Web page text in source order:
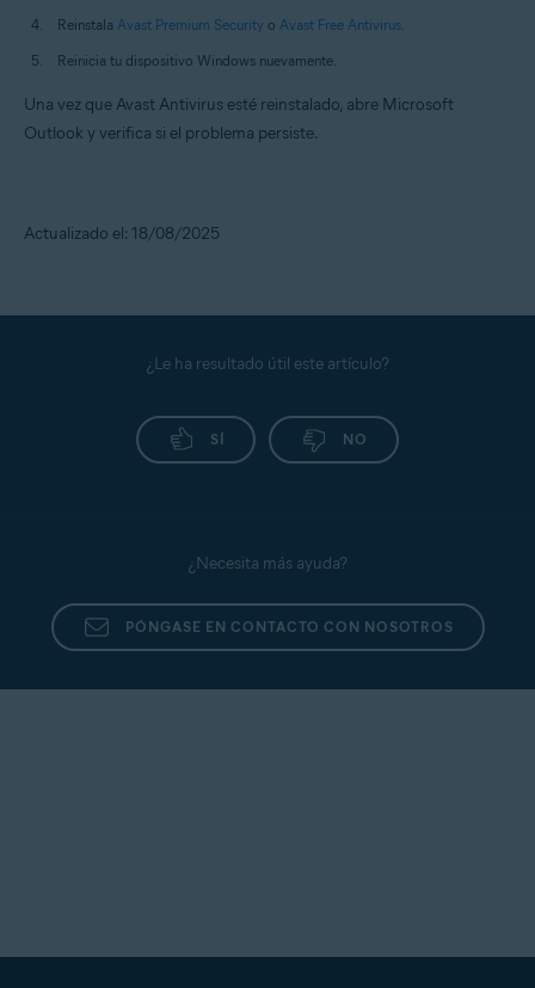
Reinstala Avast Premium Security o Avast Free Antivirus.
Reinicia tu dispositivo Windows nuevamente.
Una vez que Avast Antivirus esté reinstalado, abre Microsoft
Outlook y verifica si el problema persiste.
Actualizado el: 18/08/2025
¿Le ha resultado útil este artículo?
SÍ NO
¿Necesita más ayuda?
PÓNGASE EN CONTACTO CON NOSOTROS